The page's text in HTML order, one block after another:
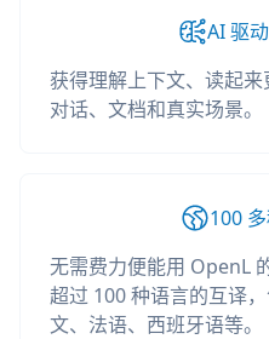
AI 驱
获得理解上下文、读起
对话、文档和真实场景。
100
无需费力便能用 OpenL
超过 100 种语言的互译
文、法语、西班牙语等。